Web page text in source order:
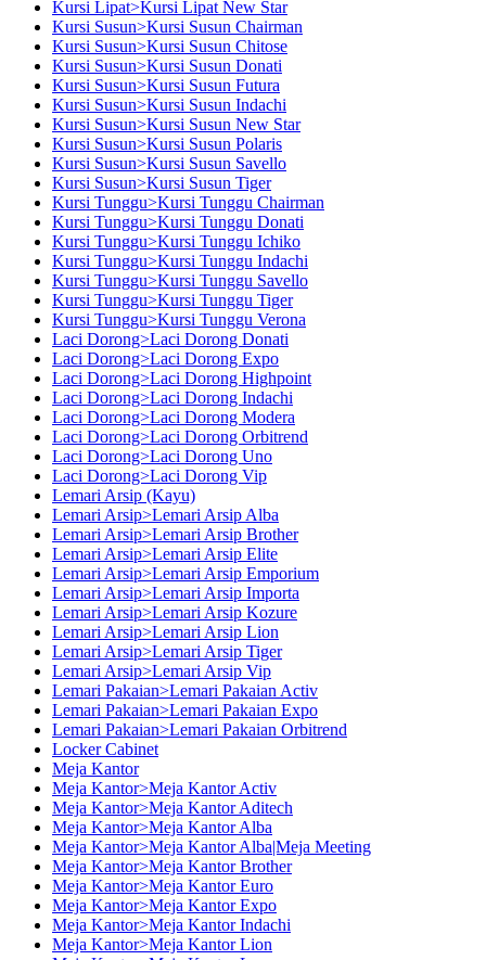
Kursi Lipat>Kursi Lipat New Star
Kursi Susun>Kursi Susun Chairman
Kursi Susun>Kursi Susun Chitose
Kursi Susun>Kursi Susun Donati
Kursi Susun>Kursi Susun Futura
Kursi Susun>Kursi Susun Indachi
Kursi Susun>Kursi Susun New Star
Kursi Susun>Kursi Susun Polaris
Kursi Susun>Kursi Susun Savello
Kursi Susun>Kursi Susun Tiger
Kursi Tunggu>Kursi Tunggu Chairman
Kursi Tunggu>Kursi Tunggu Donati
Kursi Tunggu>Kursi Tunggu Ichiko
Kursi Tunggu>Kursi Tunggu Indachi
Kursi Tunggu>Kursi Tunggu Savello
Kursi Tunggu>Kursi Tunggu Tiger
Kursi Tunggu>Kursi Tunggu Verona
Laci Dorong>Laci Dorong Donati
Laci Dorong>Laci Dorong Expo
Laci Dorong>Laci Dorong Highpoint
Laci Dorong>Laci Dorong Indachi
Laci Dorong>Laci Dorong Modera
Laci Dorong>Laci Dorong Orbitrend
Laci Dorong>Laci Dorong Uno
Laci Dorong>Laci Dorong Vip
Lemari Arsip (Kayu)
Lemari Arsip>Lemari Arsip Alba
Lemari Arsip>Lemari Arsip Brother
Lemari Arsip>Lemari Arsip Elite
Lemari Arsip>Lemari Arsip Emporium
Lemari Arsip>Lemari Arsip Importa
Lemari Arsip>Lemari Arsip Kozure
Lemari Arsip>Lemari Arsip Lion
Lemari Arsip>Lemari Arsip Tiger
Lemari Arsip>Lemari Arsip Vip
Lemari Pakaian>Lemari Pakaian Activ
Lemari Pakaian>Lemari Pakaian Expo
Lemari Pakaian>Lemari Pakaian Orbitrend
Locker Cabinet
Meja Kantor
Meja Kantor>Meja Kantor Activ
Meja Kantor>Meja Kantor Aditech
Meja Kantor>Meja Kantor Alba
Meja Kantor>Meja Kantor Alba|Meja Meeting
Meja Kantor>Meja Kantor Brother
Meja Kantor>Meja Kantor Euro
Meja Kantor>Meja Kantor Expo
Meja Kantor>Meja Kantor Indachi
Meja Kantor>Meja Kantor Lion